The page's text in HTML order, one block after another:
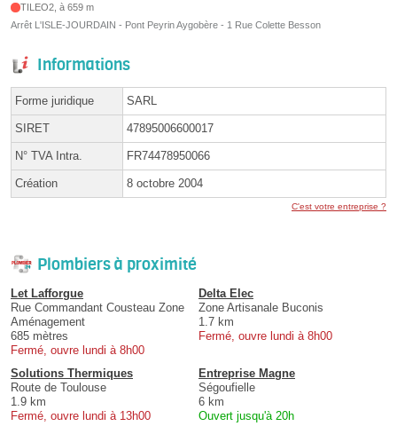
TILEO2, à 659 m
Arrêt L'ISLE-JOURDAIN - Pont Peyrin Aygobère - 1 Rue Colette Besson
Informations
Forme juridique SARL
SIRET 47895006600017
N° TVA Intra. FR74478950066
Création 8 octobre 2004
C'est votre entreprise ?
Plombiers à proximité
Let Lafforgue
Rue Commandant Cousteau Zone
Aménagement
685 mètres
Fermé, ouvre lundi à 8h00
Delta Elec
Zone Artisanale Buconis
1.7 km
Fermé, ouvre lundi à 8h00
Solutions Thermiques
Route de Toulouse
1.9 km
Fermé, ouvre lundi à 13h00
Entreprise Magne
Ségoufielle
6 km
Ouvert jusqu'à 20h